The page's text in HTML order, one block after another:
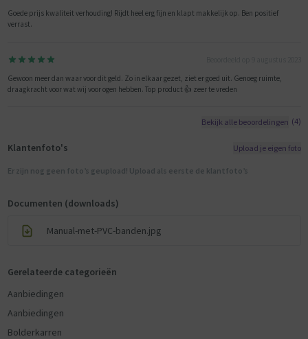
Goede prijs kwaliteit verhouding! Rijdt heel erg fijn en klapt makkelijk op. Ben positief
verrast.
Gewoon meer dan waar voor dit geld. Zo in elkaar gezet, ziet er goed uit. Genoeg ruimte,
draagkracht voor wat wij voor ogen hebben. Top product 👍 zeer te vreden
Bekijk alle beoordelingen (4)
Klantenfoto's Upload je eigen foto
Er zijn nog geen foto’s geupload! Upload als eerste de klantfoto’s
Documenten (downloads)
Manual-met-PVC-banden.jpg
Gerelateerde categorieën
Aanbiedingen
Aanbiedingen
Bolderkarren